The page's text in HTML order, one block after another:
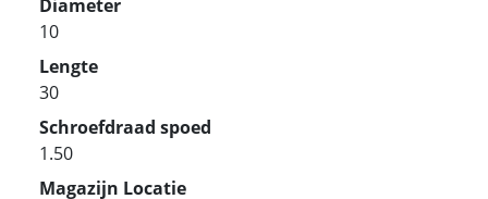
Diameter
10
Lengte
30
Schroefdraad spoed
1.50
Magazijn Locatie